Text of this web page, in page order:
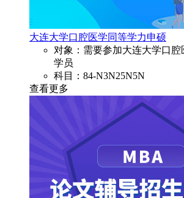
大连大学口腔医学同等学力申硕
对象：需要参加大连大学口
学员
科目：84-N3N25N5N
查看更多